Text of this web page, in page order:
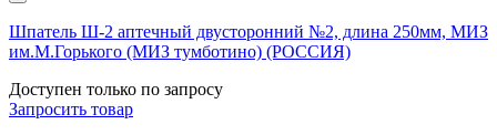
Шпатель Ш-2 аптечный двусторонний №2, длина 250мм, МИЗ
им.М.Горького (МИЗ тумботино) (РОССИЯ)
Доступен только по запросу
Запросить товар